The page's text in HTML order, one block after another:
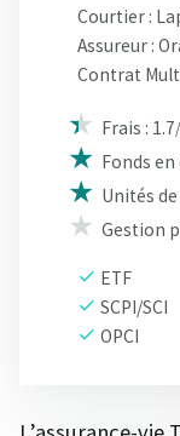
Courtier :
Assureur :
Contrat
Frais : 1.7
Fonds en
Unités
Gestion
ETF
SCPI/SCI
OPCI